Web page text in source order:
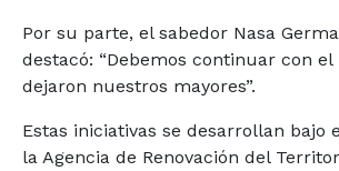
Por su parte, el sabedor Nasa
destacó: “Debemos continuar con el
dejaron nuestros mayores”.
Estas iniciativas se desarrollan bajo
la Agencia de Renovación del